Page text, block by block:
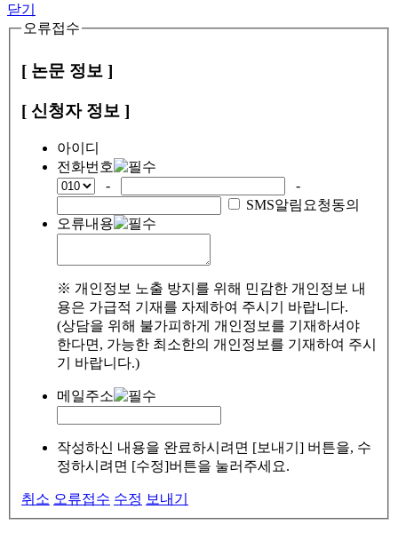
닫기
오류접수
[ 논문 정보 ]
[ 신청자 정보 ]
아이디
전화번호
-
-
SMS알림요청동의
오류내용
※ 개인정보 노출 방지를 위해 민감한 개인정보 내
용은 가급적 기재를 자제하여 주시기 바랍니다.
(상담을 위해 불가피하게 개인정보를 기재하셔야
한다면, 가능한 최소한의 개인정보를 기재하여 주시
기 바랍니다.)
메일주소
작성하신 내용을 완료하시려면 [보내기] 버튼을, 수
정하시려면 [수정]버튼을 눌러주세요.
취소 오류접수 수정 보내기